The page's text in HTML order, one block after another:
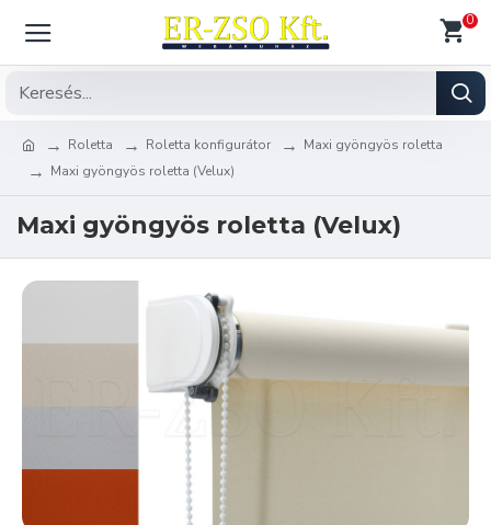
0
Roletta Roletta konfigurátor
Maxi gyöngyös roletta
Maxi gyöngyös roletta (Velux)
Maxi gyöngyös roletta (Velux)